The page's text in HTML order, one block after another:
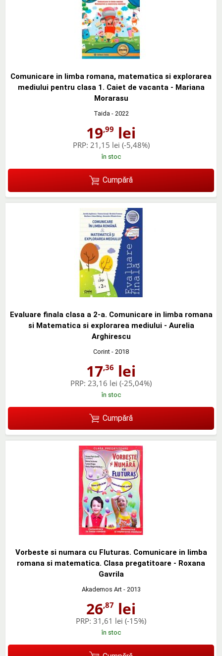
Comunicare in limba romana, matematica si explorarea
mediului pentru clasa 1. Caiet de vacanta - Mariana
Morarasu
Taida - 2022
19,99 lei
PRP: 21,15 lei (-5,48%)
în stoc
Cumpără
Evaluare finala clasa a 2-a. Comunicare in limba romana
si Matematica si explorarea mediului - Aurelia
Arghirescu
Corint - 2018
17,36 lei
PRP: 23,16 lei (-25,04%)
în stoc
Cumpără
Vorbeste si numara cu Fluturas. Comunicare in limba
romana si matematica. Clasa pregatitoare - Roxana
Gavrila
Akademos Art- 2013
26,87 lei
PRP: 31,61 lei (-15%)
în stoc